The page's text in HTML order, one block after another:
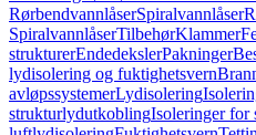
RørbendvannlåserSpiralvannlåser
SpiralvannlåserTilbehørKlammer
strukturerEndedekslerPakninger
lydisolering og fuktighetsvern
avløpssystemerLydisolering
strukturlydutkoblingIsoleringer for